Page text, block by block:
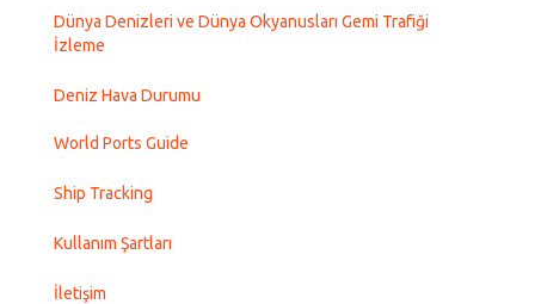
Dünya Denizleri ve Dünya Okyanusları Gemi Trafiği
İzleme
Deniz Hava Durumu
World Ports Guide
Ship Tracking
Kullanım Şartları
İletişim